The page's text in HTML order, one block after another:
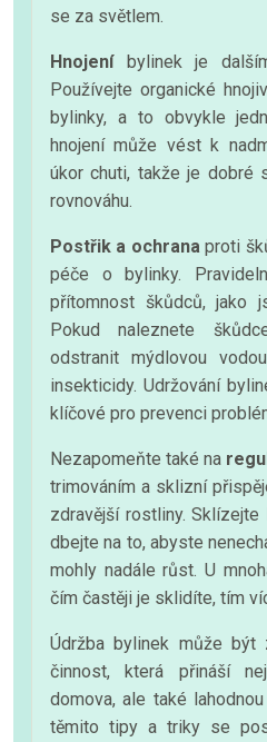
se za světlem.
Hnojeníbylinek je
Používejte organické
bylinky, a to obvykle
hnojení může vést k
úkor chuti, takže je dobré
rovnováhu.
Postřik a ochranaproti
péče o bylinky.
přítomnost škůdců, jako
Pokud naleznete
odstranit mýdlovou
insekticidy. Udržování
klíčové pro prevenci
Nezapomeňte také na
trimováním a sklizní
zdravější rostliny.
dbejte na to, abyste
mohly nadále růst. U
čím častěji je sklidíte, tím
Údržba bylinek může být
činnost, která přináší
domova, ale také
těmito tipy a triky se